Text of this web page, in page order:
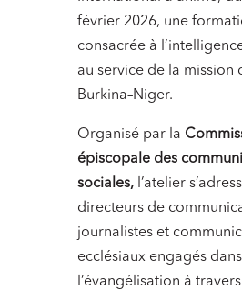
février 2026, une
consacrée à
au service de la mission
Burkina–Niger.
Organisé par la
épiscopale des
sociales,l’atelier
directeurs de
journalistes et
ecclésiaux engagés dans
l’évangélisation à